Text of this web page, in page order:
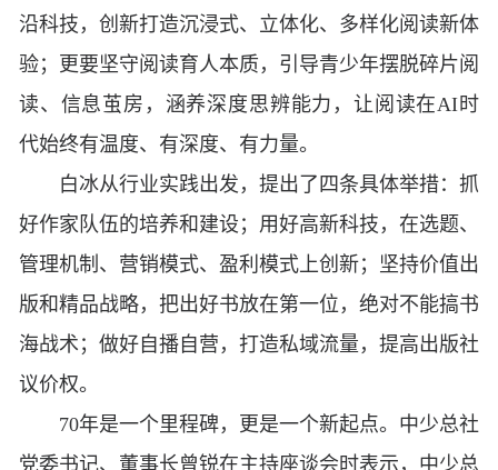
沿科技，创新打造沉浸式、立体化、多样化阅读新体
验；更要坚守阅读育人本质，引导青少年摆脱碎片阅
读、信息茧房，涵养深度思辨能力，让阅读在AI时
代始终有温度、有深度、有力量。
白冰从行业实践出发，提出了四条具体举措：抓
好作家队伍的培养和建设；用好高新科技，在选题、
管理机制、营销模式、盈利模式上创新；坚持价值出
版和精品战略，把出好书放在第一位，绝对不能搞书
海战术；做好自播自营，打造私域流量，提高出版社
议价权。
70年是一个里程碑，更是一个新起点。中少总社
党委书记、董事长曾锐在主持座谈会时表示，中少总